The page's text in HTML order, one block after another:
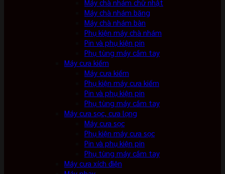
Máy chà nhám chữ nhật
Máy chà nhám băng
Máy chà nhám bàn
Phụ kiện máy chà nhám
Pin và phụ kiện pin
Phụ tùng máy cầm tay
Máy cưa kiếm
Máy cưa kiếm
Phụ kiện máy cưa kiếm
Pin và phụ kiện pin
Phụ tùng máy cầm tay
Máy cưa sọc, cưa lọng
Máy cưa sọc
Phụ kiện máy cưa sọc
Pin và phụ kiện pin
Phụ tùng máy cầm tay
Máy cưa xích điện